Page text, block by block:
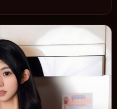
型片补片的选择。